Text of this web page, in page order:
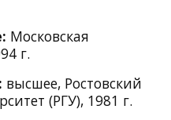
Московская
г.
высшее, Ростовский
(РГУ), 1981 г.